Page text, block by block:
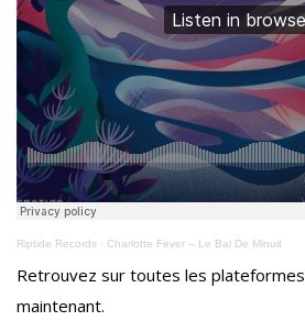
Riptide Records · Charlotte Fever – Le Bal De Minuit
Retrouvez sur toutes les plateformes
maintenant.